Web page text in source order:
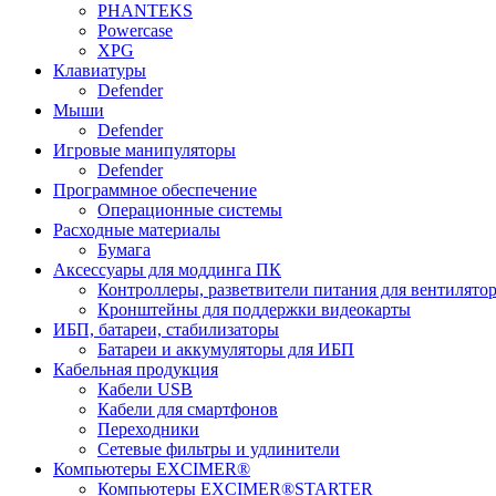
PHANTEKS
Powercase
XPG
Клавиатуры
Defender
Мыши
Defender
Игровые манипуляторы
Defender
Программное обеспечение
Операционные системы
Расходные материалы
Бумага
Аксессуары для моддинга ПК
Контроллеры, разветвители питания для
Кронштейны для поддержки видеокарты
ИБП, батареи, стабилизаторы
Батареи и аккумуляторы для ИБП
Кабельная продукция
Кабели USB
Кабели для смартфонов
Переходники
Сетевые фильтры и удлинители
Компьютеры EXCIMER®
Компьютеры EXCIMER®STARTER